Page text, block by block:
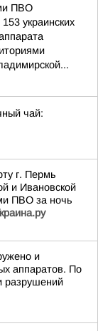
ПВО
украинских
чай:
г. Пермь
и Ивановской
ПВО за ночь
и
аппаратов. По
разрушений